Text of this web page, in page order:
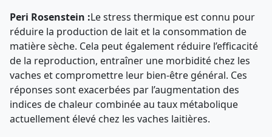
Peri Rosenstein :Le stress thermique est connu pour
réduire la production de lait et la consommation de
matière sèche. Cela peut également réduire l’efficacité
de la reproduction, entraîner une morbidité chez les
vaches et compromettre leur bien-être général. Ces
réponses sont exacerbées par l’augmentation des
indices de chaleur combinée au taux métabolique
actuellement élevé chez les vaches laitières.